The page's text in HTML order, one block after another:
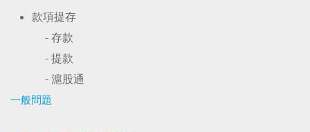
款項提存
- 存款
- 提款
- 滬股通
一般問題